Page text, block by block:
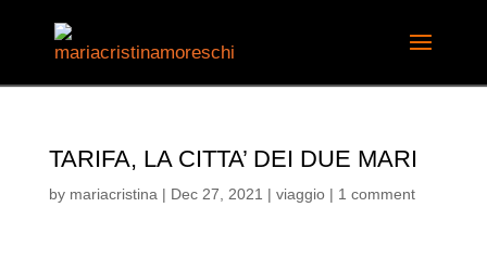
TARIFA, LA CITTA’ DEI DUE MARI
by mariacristina | Dec 27, 2021 | viaggio| 1 comment